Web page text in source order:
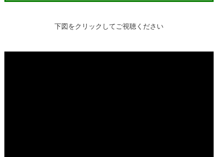
下図をクリックしてご視聴ください